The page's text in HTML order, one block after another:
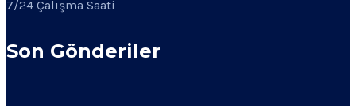
7/24 Çalışma Saati
Son Gönderiler